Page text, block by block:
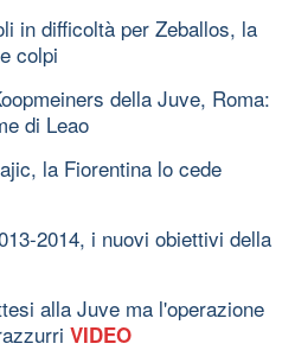
in difficoltà per Zeballos, la
colpi
della Juve, Roma:
di Leao
la Fiorentina lo cede
2014, i nuovi obiettivi della
alla Juve ma l'operazione
VIDEO